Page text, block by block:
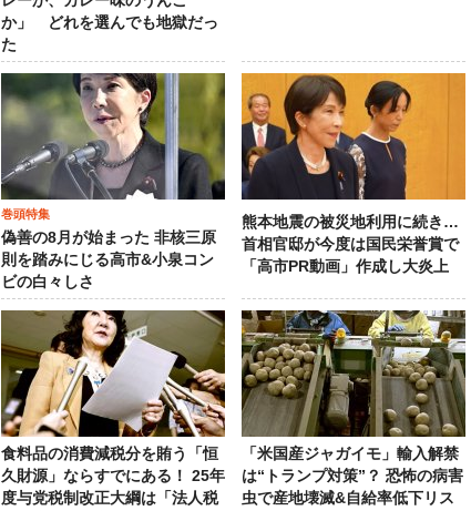
か」 どれを選んでも地獄だっ
た
巻頭特集
偽善の8月が始まった 非核三原
則を踏みにじる高市&小泉コン
ビの白々しさ
熊本地震の被災地利用に続き…
首相官邸が今度は国民栄誉賞で
「高市PR動画」作成し大炎上
食料品の消費減税分を賄う「恒
久財源」ならすでにある！ 25年
度与党税制改正大綱は「法人税
「米国産ジャガイモ」輸入解禁
は“トランプ対策”？ 恐怖の病害
虫で産地壊滅&自給率低下リス